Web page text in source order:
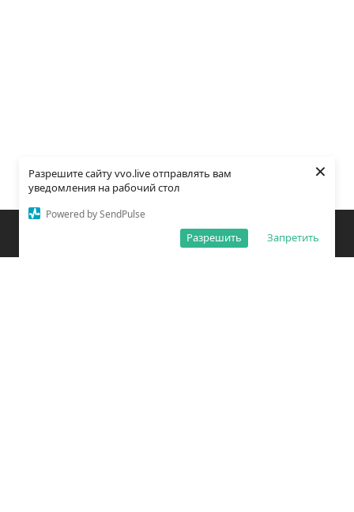
Разрешите сайту vvo.live отправлять вам
уведомления на рабочий стол
Powered by SendPulse
Запретить
Разрешить
×
Закладки Поиск Открыть меню